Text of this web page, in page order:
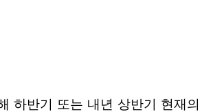
하반기 또는 내년 상반기 현재